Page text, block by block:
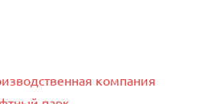
компания